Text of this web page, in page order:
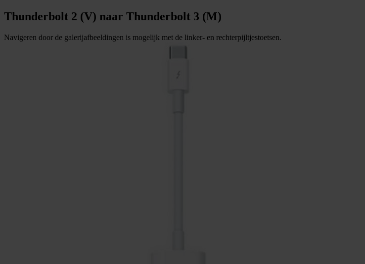
Thunderbolt 2 (V) naar Thunderbolt 3 (M)
Navigeren door de galerijafbeeldingen is mogelijk met de linker- en rechterpijltjestoetsen.